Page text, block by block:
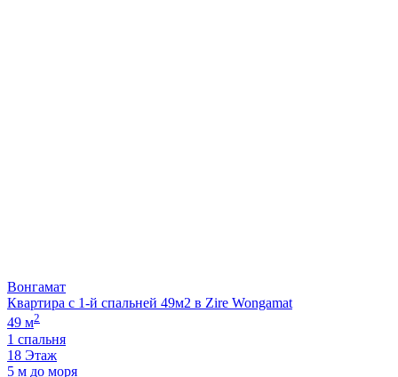
Вонгамат
Квартира с 1-й спальней 49м2 в Zire Wongamat
49 м2
1 спальня
18 Этаж
5 м до моря